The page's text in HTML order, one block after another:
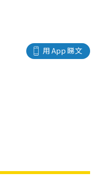
用 App 睇文